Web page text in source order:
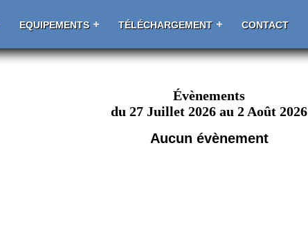
EQUIPEMENTS TÉLÉCHARGEMENT CONTACT
Évènements
du 27 Juillet 2026 au 2 Août 2026
Aucun évènement